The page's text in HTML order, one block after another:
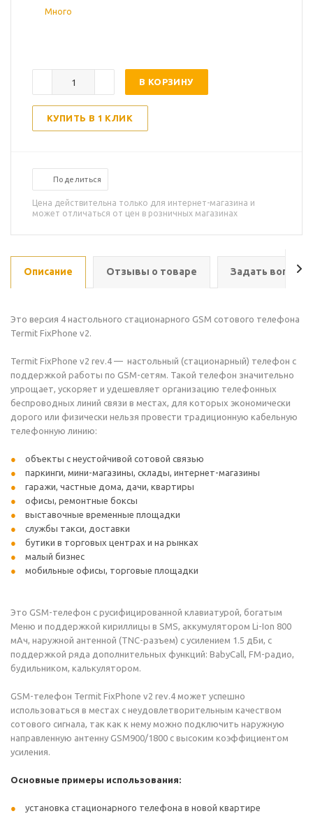
Много
В КОРЗИНУ
КУПИТЬ В 1 КЛИК
Поделиться
Цена действительна только для интернет-магазина и
может отличаться от цен в розничных магазинах
Описание Отзывы о товаре Задать вопрос
Это версия 4 настольного стационарного GSM сотового телефона
Termit FixPhone v2.
Termit FixPhone v2 rev.4 — настольный (стационарный) телефон с
поддержкой работы по GSM-сетям. Такой телефон значительно
упрощает, ускоряет и удешевляет организацию телефонных
беспроводных линий связи в местах, для которых экономически
дорого или физически нельзя провести традиционную кабельную
телефонную линию:
объекты с неустойчивой сотовой связью
паркинги, мини-магазины, склады, интернет-магазины
гаражи, частные дома, дачи, квартиры
офисы, ремонтные боксы
выставочные временные площадки
службы такси, доставки
бутики в торговых центрах и на рынках
малый бизнес
мобильные офисы, торговые площадки
Это GSM-телефон с русифицированной клавиатурой, богатым
Меню и поддержкой кириллицы в SMS, аккумулятором Li-Ion 800
мАч, наружной антенной (TNC-разъем) с усилением 1.5 дБи, с
поддержкой ряда дополнительных функций: BabyCall, FM-радио,
будильником, калькулятором.
GSM-телефон Termit FixPhone v2 rev.4 может успешно
использоваться в местах с неудовлетворительным качеством
сотового сигнала, так как к нему можно подключить наружную
направленную антенну GSM900/1800 с высоким коэффициентом
усиления.
Основные примеры использования:
установка стационарного телефона в новой квартире